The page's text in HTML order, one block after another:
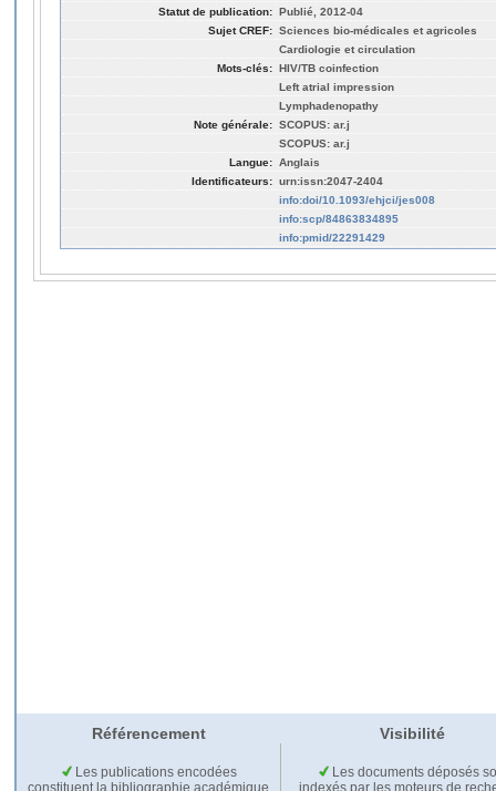
Statut de publication: Publié, 2012-04
Sujet CREF: Sciences bio-médicales et agricoles
Cardiologie et circulation
Mots-clés: HIV/TB coinfection
Left atrial impression
Lymphadenopathy
Note générale: SCOPUS: ar.j
SCOPUS: ar.j
Langue: Anglais
Identificateurs: urn:issn:2047-2404
info:doi/10.1093/ehjci/jes008
info:scp/84863834895
info:pmid/22291429
Référencement Visibilité
Les publications encodées
Les documents déposés